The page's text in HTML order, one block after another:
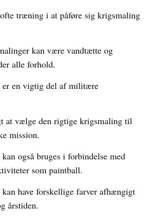
træning i at påføre sig krigsmaling
kan være vandtætte og
alle forhold.
en vigtig del af militære
at vælge den rigtige krigsmaling til
mission.
også bruges i forbindelse med
som paintball.
have forskellige farver afhængigt
årstiden.